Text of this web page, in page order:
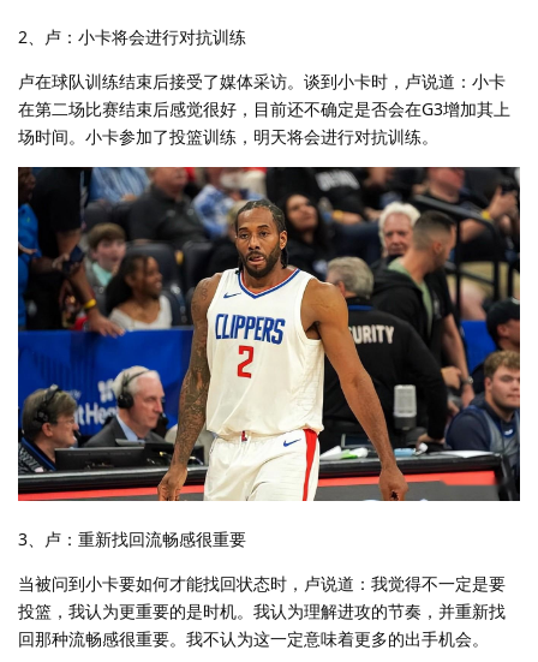
2、卢：小卡将会进行对抗训练
卢在球队训练结束后接受了媒体采访。谈到小卡时，卢说道：小卡
在第二场比赛结束后感觉很好，目前还不确定是否会在G3增加其上
场时间。小卡参加了投篮训练，明天将会进行对抗训练。
3、卢：重新找回流畅感很重要
当被问到小卡要如何才能找回状态时，卢说道：我觉得不一定是要
投篮，我认为更重要的是时机。我认为理解进攻的节奏，并重新找
回那种流畅感很重要。我不认为这一定意味着更多的出手机会。